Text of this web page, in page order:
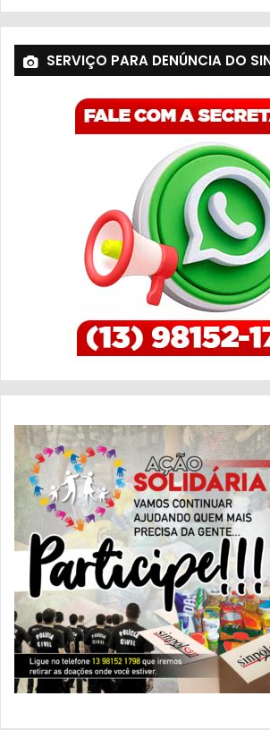
SERVIÇO PARA DENÚNCIA DO